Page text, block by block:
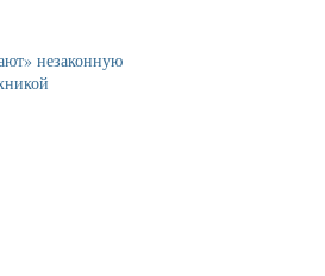
незаконную